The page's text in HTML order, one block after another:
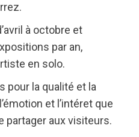
à octobre et
par an,
en solo.
pour la qualité et la
et l’intéret que
partager aux visiteurs.